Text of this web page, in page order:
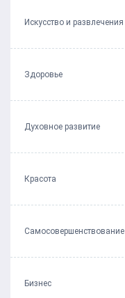
Искусство и развлечения
Здоровье
Духовное развитие
Красота
Самосовершенствование
Бизнес